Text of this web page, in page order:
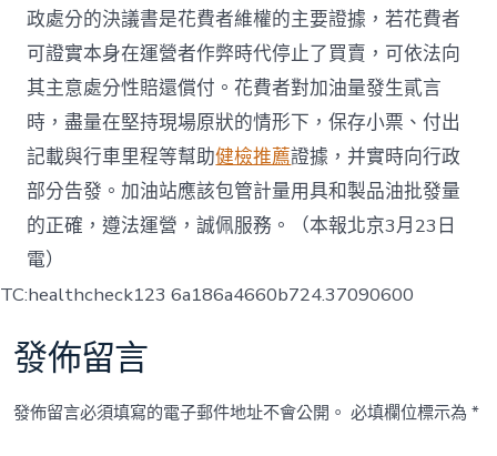
政處分的決議書是花費者維權的主要證據，若花費者
可證實本身在運營者作弊時代停止了買賣，可依法向
其主意處分性賠還償付。花費者對加油量發生貳言
時，盡量在堅持現場原狀的情形下，保存小票、付出
記載與行車里程等幫助健檢推薦證據，并實時向行政
部分告發。加油站應該包管計量用具和製品油批發量
的正確，遵法運營，誠佩服務。（本報北京3月23日
電）
TC:healthcheck123 6a186a4660b724.37090600
發佈留言
發佈留言必須填寫的電子郵件地址不會公開。 必填欄位標示為*